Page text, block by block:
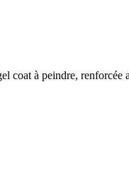
coat à peindre,